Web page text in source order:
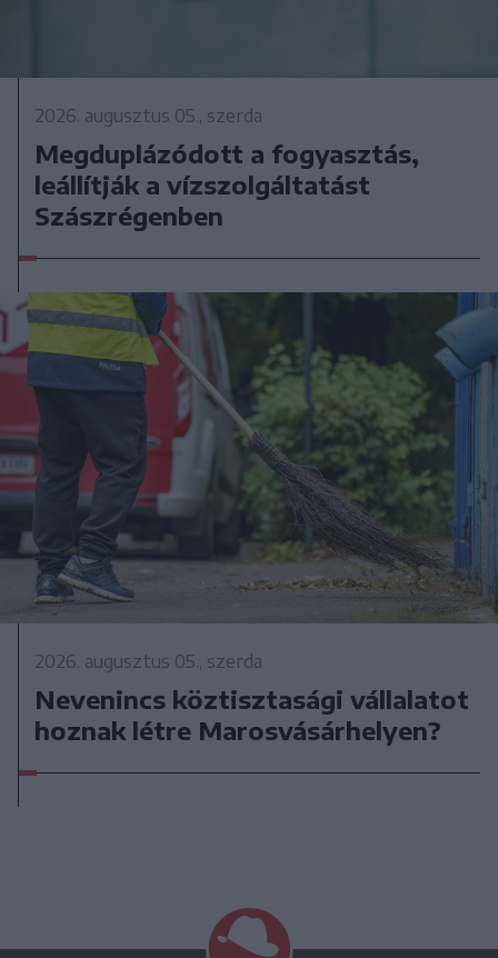
2026. augusztus 05., szerda
Megduplázódott a fogyasztás,
leállítják a vízszolgáltatást
Szászrégenben
2026. augusztus 05., szerda
Nevenincs köztisztasági vállalatot
hoznak létre Marosvásárhelyen?